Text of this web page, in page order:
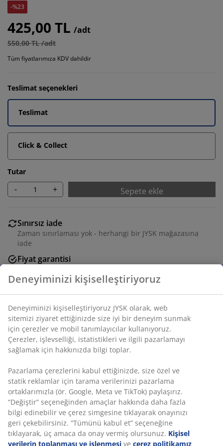
-%23
425,00 TL /adt
550,00 TL /adt
Tüm fiyatlarımıza KDV dahildir
Teslimat seçenekleri
Teslimat
Click & Collect
Tutar
- + Sepete ekle
Sınırsız iade
Zaman sınırlaması yok - herhangi bir JYSK mağazasına
iade
Fiyat garantisi
Esnek teslimat seçenekleri
Seçtiğiniz hızlı ve kolay teslimat
SKU: 2349900
Özellikler
İncelemeler
( 2)
Deneyiminizi kişiselleştiriyoruz
Deneyiminizi kişiselleştiriyoruz JYSK olarak, web sitemizi
ziyaret ettiğinizde size iyi bir deneyim sunmak için
çerezler ve mobil tanımlayıcılar kullanıyoruz. Çerezler,
işlevselliği, istatistikleri ve ilgili pazarlamayı sağlamak için
hakkınızda bilgi toplar.
Pazarlama çerezlerini kabul ettiğinizde, size özel ve statik
reklamlar için tarama verilerinizi pazarlama ortaklarımızla
(ör. Google, Meta ve TikTok) paylaşırız. “Değiştir”
seçeneğinden amaçlar hakkında daha fazla bilgi edinebilir